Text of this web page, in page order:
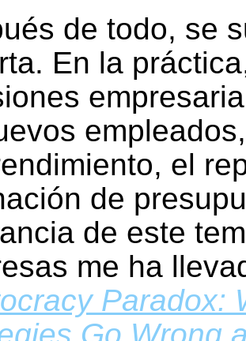
de todo, se
En la
el
de
de este
me ha
Paradox:
Go Wrong